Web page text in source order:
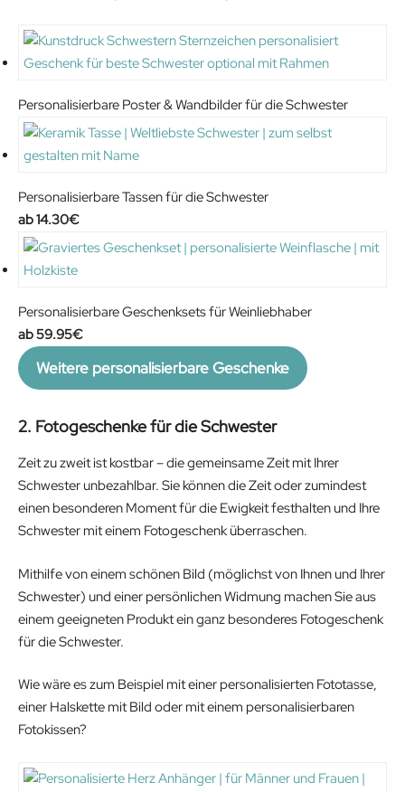
Personalisierbare Poster & Wandbilder für die Schwester
Personalisierbare Tassen für die Schwester
14.30€
Personalisierbare Geschenksets für Weinliebhaber
59.95€
Weitere personalisierbare Geschenke
2. Fotogeschenke für die Schwester
Zeit zu zweit ist kostbar – die gemeinsame Zeit mit Ihrer
Schwester unbezahlbar. Sie können die Zeit oder zumindest
einen besonderen Moment für die Ewigkeit festhalten und Ihre
Schwester mit einem Fotogeschenk überraschen.
Mithilfe von einem schönen Bild (möglichst von Ihnen und Ihrer
Schwester) und einer persönlichen Widmung machen Sie aus
einem geeigneten Produkt ein ganz besonderes Fotogeschenk
für die Schwester.
Wie wäre es zum Beispiel mit einer personalisierten Fototasse,
einer Halskette mit Bild oder mit einem personalisierbaren
Fotokissen?